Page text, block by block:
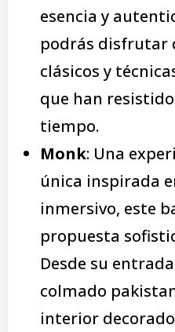
esencia y
podrás disfrutar
clásicos y
que han
tiempo.
Monk: Una
única inspirada
inmersivo, este
propuesta
Desde su
colmado
interior